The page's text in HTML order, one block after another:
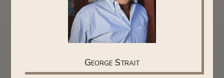
George Strait